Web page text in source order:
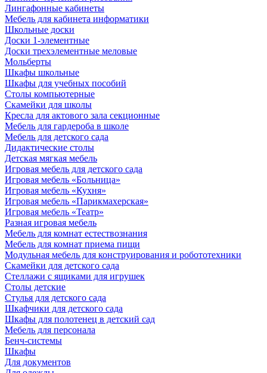
Лингафонные кабинеты
Мебель для кабинета информатики
Школьные доски
Доски 1-элементные
Доски трехэлементные меловые
Мольберты
Шкафы школьные
Шкафы для учебных пособий
Столы компьютерные
Скамейки для школы
Кресла для актового зала секционные
Мебель для гардероба в школе
Мебель для детского сада
Дидактические столы
Детская мягкая мебель
Игровая мебель для детского сада
Игровая мебель «Больница»
Игровая мебель «Кухня»
Игровая мебель «Парикмахерская»
Игровая мебель «Театр»
Разная игровая мебель
Мебель для комнат естествознания
Мебель для комнат приема пищи
Модульная мебель для конструирования и робототехники
Скамейки для детского сада
Стеллажи с ящиками для игрушек
Столы детские
Стулья для детского сада
Шкафчики для детского сада
Шкафы для полотенец в детский сад
Мебель для персонала
Бенч-системы
Шкафы
Для документов